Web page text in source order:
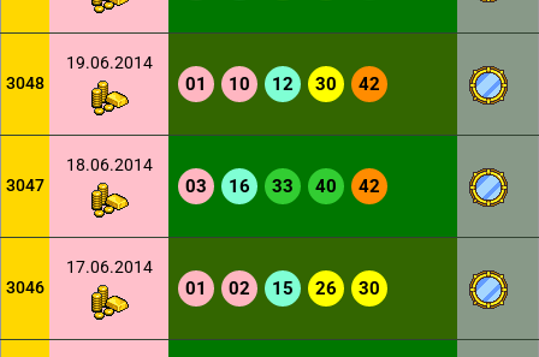
3048
19.06.2014
01 10 12 30 42
3047
18.06.2014
03 16 33 40 42
3046
17.06.2014
01 02 15 26 30